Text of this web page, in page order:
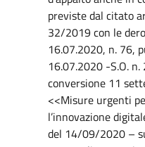
previste dal citato
32/2019 con le
16.07.2020, n. 76,
16.07.2020 -S.O.
conversione 11
<<Misure urgenti
l’innovazione
del 14/09/2020 –